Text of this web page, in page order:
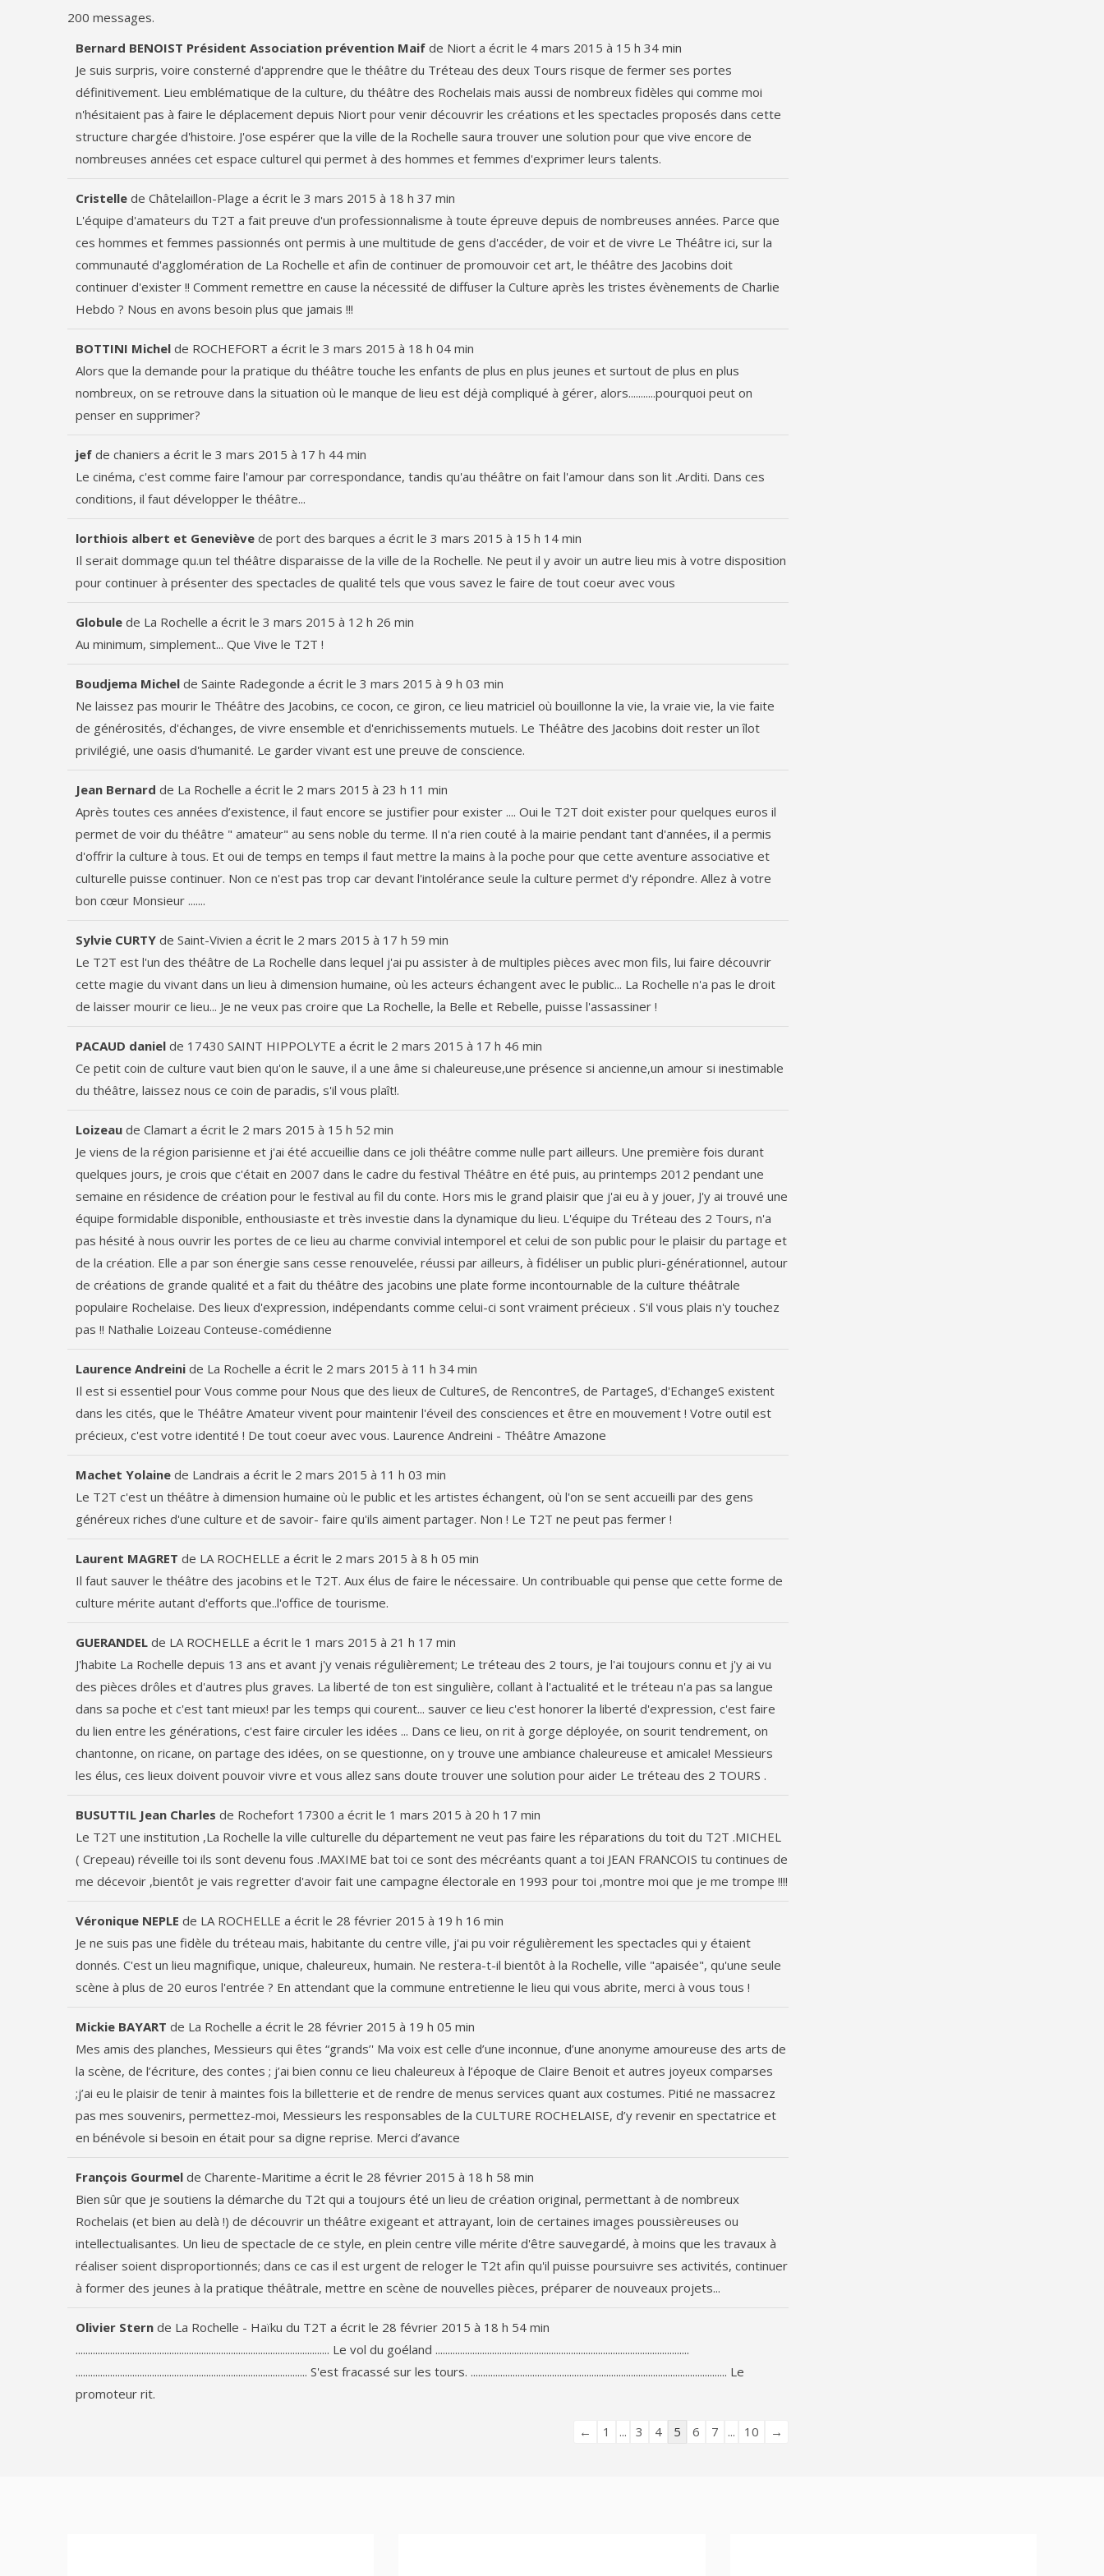
liste
du
livre
d’or
200 messages.
Bernard BENOIST Président Association prévention Maif de Niort a écrit le 4 mars 2015 à 15 h 34 min
Je suis surpris, voire consterné d'apprendre que le théâtre du Tréteau des deux Tours risque de fermer ses portes
définitivement. Lieu emblématique de la culture, du théâtre des Rochelais mais aussi de nombreux fidèles qui comme moi
n'hésitaient pas à faire le déplacement depuis Niort pour venir découvrir les créations et les spectacles proposés dans cette
structure chargée d'histoire. J'ose espérer que la ville de la Rochelle saura trouver une solution pour que vive encore de
nombreuses années cet espace culturel qui permet à des hommes et femmes d'exprimer leurs talents.
Cristelle de Châtelaillon-Plage a écrit le 3 mars 2015 à 18 h 37 min
L'équipe d'amateurs du T2T a fait preuve d'un professionnalisme à toute épreuve depuis de nombreuses années. Parce que
ces hommes et femmes passionnés ont permis à une multitude de gens d'accéder, de voir et de vivre Le Théâtre ici, sur la
communauté d'agglomération de La Rochelle et afin de continuer de promouvoir cet art, le théâtre des Jacobins doit
continuer d'exister !! Comment remettre en cause la nécessité de diffuser la Culture après les tristes évènements de Charlie
Hebdo ? Nous en avons besoin plus que jamais !!!
BOTTINI Michel de ROCHEFORT a écrit le 3 mars 2015 à 18 h 04 min
Alors que la demande pour la pratique du théâtre touche les enfants de plus en plus jeunes et surtout de plus en plus
nombreux, on se retrouve dans la situation où le manque de lieu est déjà compliqué à gérer, alors...........pourquoi peut on
penser en supprimer?
jef de chaniers a écrit le 3 mars 2015 à 17 h 44 min
Le cinéma, c'est comme faire l'amour par correspondance, tandis qu'au théâtre on fait l'amour dans son lit .Arditi. Dans ces
conditions, il faut développer le théâtre...
lorthiois albert et Geneviève de port des barques a écrit le 3 mars 2015 à 15 h 14 min
Il serait dommage qu.un tel théâtre disparaisse de la ville de la Rochelle. Ne peut il y avoir un autre lieu mis à votre disposition
pour continuer à présenter des spectacles de qualité tels que vous savez le faire de tout coeur avec vous
Globule de La Rochelle a écrit le 3 mars 2015 à 12 h 26 min
Au minimum, simplement... Que Vive le T2T !
Boudjema Michel de Sainte Radegonde a écrit le 3 mars 2015 à 9 h 03 min
Ne laissez pas mourir le Théâtre des Jacobins, ce cocon, ce giron, ce lieu matriciel où bouillonne la vie, la vraie vie, la vie faite
de générosités, d'échanges, de vivre ensemble et d'enrichissements mutuels. Le Théâtre des Jacobins doit rester un îlot
privilégié, une oasis d'humanité. Le garder vivant est une preuve de conscience.
Jean Bernard de La Rochelle a écrit le 2 mars 2015 à 23 h 11 min
Après toutes ces années d’existence, il faut encore se justifier pour exister .... Oui le T2T doit exister pour quelques euros il
permet de voir du théâtre " amateur" au sens noble du terme. Il n'a rien couté à la mairie pendant tant d'années, il a permis
d'offrir la culture à tous. Et oui de temps en temps il faut mettre la mains à la poche pour que cette aventure associative et
culturelle puisse continuer. Non ce n'est pas trop car devant l'intolérance seule la culture permet d'y répondre. Allez à votre
bon cœur Monsieur .......
Sylvie CURTY de Saint-Vivien a écrit le 2 mars 2015 à 17 h 59 min
Le T2T est l'un des théâtre de La Rochelle dans lequel j'ai pu assister à de multiples pièces avec mon fils, lui faire découvrir
cette magie du vivant dans un lieu à dimension humaine, où les acteurs échangent avec le public... La Rochelle n'a pas le droit
de laisser mourir ce lieu... Je ne veux pas croire que La Rochelle, la Belle et Rebelle, puisse l'assassiner !
PACAUD daniel de 17430 SAINT HIPPOLYTE a écrit le 2 mars 2015 à 17 h 46 min
Ce petit coin de culture vaut bien qu'on le sauve, il a une âme si chaleureuse,une présence si ancienne,un amour si inestimable
du théâtre, laissez nous ce coin de paradis, s'il vous plaît!.
Loizeau de Clamart a écrit le 2 mars 2015 à 15 h 52 min
Je viens de la région parisienne et j'ai été accueillie dans ce joli théâtre comme nulle part ailleurs. Une première fois durant
quelques jours, je crois que c'était en 2007 dans le cadre du festival Théâtre en été puis, au printemps 2012 pendant une
semaine en résidence de création pour le festival au fil du conte. Hors mis le grand plaisir que j'ai eu à y jouer, J'y ai trouvé une
équipe formidable disponible, enthousiaste et très investie dans la dynamique du lieu. L'équipe du Tréteau des 2 Tours, n'a
pas hésité à nous ouvrir les portes de ce lieu au charme convivial intemporel et celui de son public pour le plaisir du partage et
de la création. Elle a par son énergie sans cesse renouvelée, réussi par ailleurs, à fidéliser un public pluri-générationnel, autour
de créations de grande qualité et a fait du théâtre des jacobins une plate forme incontournable de la culture théâtrale
populaire Rochelaise. Des lieux d'expression, indépendants comme celui-ci sont vraiment précieux . S'il vous plais n'y touchez
pas !! Nathalie Loizeau Conteuse-comédienne
Laurence Andreini de La Rochelle a écrit le 2 mars 2015 à 11 h 34 min
Il est si essentiel pour Vous comme pour Nous que des lieux de CultureS, de RencontreS, de PartageS, d'EchangeS existent
dans les cités, que le Théâtre Amateur vivent pour maintenir l'éveil des consciences et être en mouvement ! Votre outil est
précieux, c'est votre identité ! De tout coeur avec vous. Laurence Andreini - Théâtre Amazone
Machet Yolaine de Landrais a écrit le 2 mars 2015 à 11 h 03 min
Le T2T c'est un théâtre à dimension humaine où le public et les artistes échangent, où l'on se sent accueilli par des gens
généreux riches d'une culture et de savoir- faire qu'ils aiment partager. Non ! Le T2T ne peut pas fermer !
Laurent MAGRET de LA ROCHELLE a écrit le 2 mars 2015 à 8 h 05 min
Il faut sauver le théâtre des jacobins et le T2T. Aux élus de faire le nécessaire. Un contribuable qui pense que cette forme de
culture mérite autant d'efforts que..l'office de tourisme.
GUERANDEL de LA ROCHELLE a écrit le 1 mars 2015 à 21 h 17 min
J'habite La Rochelle depuis 13 ans et avant j'y venais régulièrement; Le tréteau des 2 tours, je l'ai toujours connu et j'y ai vu
des pièces drôles et d'autres plus graves. La liberté de ton est singulière, collant à l'actualité et le tréteau n'a pas sa langue
dans sa poche et c'est tant mieux! par les temps qui courent... sauver ce lieu c'est honorer la liberté d'expression, c'est faire
du lien entre les générations, c'est faire circuler les idées ... Dans ce lieu, on rit à gorge déployée, on sourit tendrement, on
chantonne, on ricane, on partage des idées, on se questionne, on y trouve une ambiance chaleureuse et amicale! Messieurs
les élus, ces lieux doivent pouvoir vivre et vous allez sans doute trouver une solution pour aider Le tréteau des 2 TOURS .
BUSUTTIL Jean Charles de Rochefort 17300 a écrit le 1 mars 2015 à 20 h 17 min
Le T2T une institution ,La Rochelle la ville culturelle du département ne veut pas faire les réparations du toit du T2T .MICHEL
( Crepeau) réveille toi ils sont devenu fous .MAXIME bat toi ce sont des mécréants quant a toi JEAN FRANCOIS tu continues de
me décevoir ,bientôt je vais regretter d'avoir fait une campagne électorale en 1993 pour toi ,montre moi que je me trompe !!!!
Véronique NEPLE de LA ROCHELLE a écrit le 28 février 2015 à 19 h 16 min
Je ne suis pas une fidèle du tréteau mais, habitante du centre ville, j'ai pu voir régulièrement les spectacles qui y étaient
donnés. C'est un lieu magnifique, unique, chaleureux, humain. Ne restera-t-il bientôt à la Rochelle, ville "apaisée", qu'une seule
scène à plus de 20 euros l'entrée ? En attendant que la commune entretienne le lieu qui vous abrite, merci à vous tous !
Mickie BAYART de La Rochelle a écrit le 28 février 2015 à 19 h 05 min
Mes amis des planches, Messieurs qui êtes “grands’' Ma voix est celle d’une inconnue, d’une anonyme amoureuse des arts de
la scène, de l’écriture, des contes ; j’ai bien connu ce lieu chaleureux à l’époque de Claire Benoit et autres joyeux comparses
;j’ai eu le plaisir de tenir à maintes fois la billetterie et de rendre de menus services quant aux costumes. Pitié ne massacrez
pas mes souvenirs, permettez-moi, Messieurs les responsables de la CULTURE ROCHELAISE, d’y revenir en spectatrice et
en bénévole si besoin en était pour sa digne reprise. Merci d’avance
François Gourmel de Charente-Maritime a écrit le 28 février 2015 à 18 h 58 min
Bien sûr que je soutiens la démarche du T2t qui a toujours été un lieu de création original, permettant à de nombreux
Rochelais (et bien au delà !) de découvrir un théâtre exigeant et attrayant, loin de certaines images poussièreuses ou
intellectualisantes. Un lieu de spectacle de ce style, en plein centre ville mérite d'être sauvegardé, à moins que les travaux à
réaliser soient disproportionnés; dans ce cas il est urgent de reloger le T2t afin qu'il puisse poursuivre ses activités, continuer
à former des jeunes à la pratique théâtrale, mettre en scène de nouvelles pièces, préparer de nouveaux projets...
Olivier Stern de La Rochelle - Haïku du T2T a écrit le 28 février 2015 à 18 h 54 min
....................................................................................................... Le vol du goéland .......................................................................................................
.............................................................................................. S'est fracassé sur les tours. ........................................................................................................ Le
promoteur rit.
Navigation
← 1 ... 3 4 5 6 7 ... 10 →